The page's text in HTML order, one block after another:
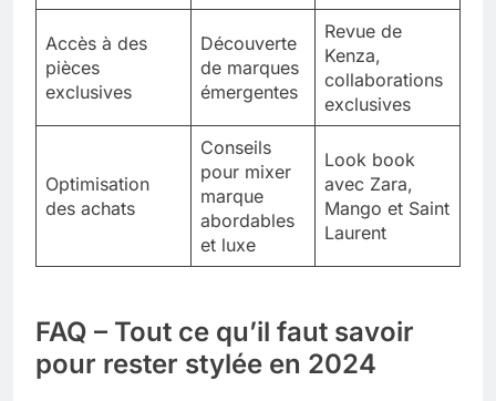
Accès à des
pièces
exclusives
Découverte
de marques
émergentes
Revue de
Kenza,
collaborations
exclusives
Optimisation
des achats
Conseils
pour mixer
marque
abordables
et luxe
Look book
avec Zara,
Mango et Saint
Laurent
FAQ – Tout ce qu’il faut savoir
pour rester stylée en 2024